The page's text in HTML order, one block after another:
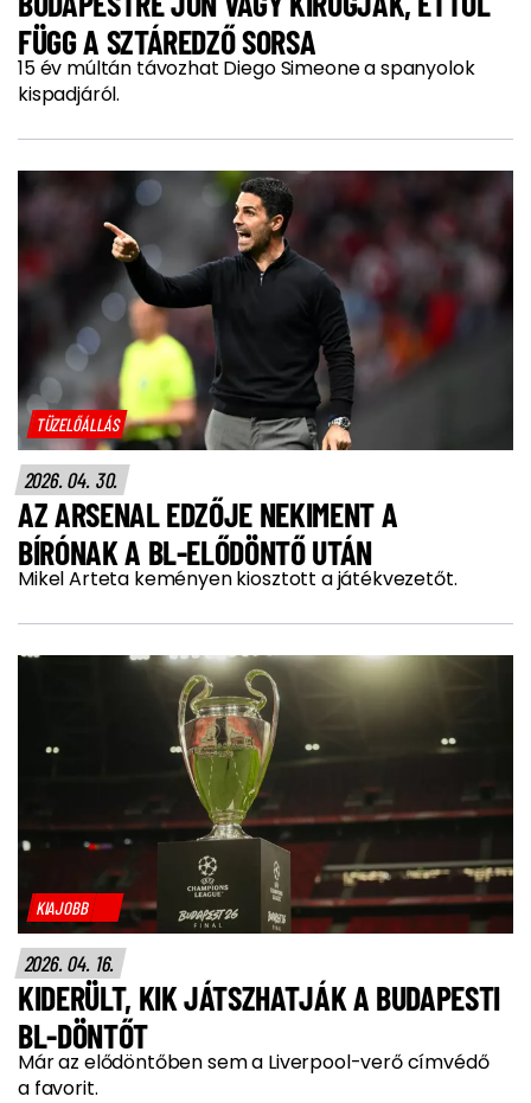
FÜGG A SZTÁREDZŐ SORSA
15 év múltán távozhat Diego Simeone a spanyolok
kispadjáról.
TÜZELŐÁLLÁS
2026. 04. 30.
AZ ARSENAL EDZŐJE NEKIMENT A
BÍRÓNAK A BL-ELŐDÖNTŐ UTÁN
Mikel Arteta keményen kiosztott a játékvezetőt.
KIAJOBB
2026. 04. 16.
KIDERÜLT, KIK JÁTSZHATJÁK A BUDAPESTI
BL-DÖNTŐT
Már az elődöntőben sem a Liverpool-verő címvédő
a favorit.